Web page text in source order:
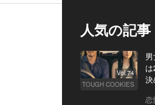
人気の記事
Vol.74
TOUGH COOKIES
決
恋